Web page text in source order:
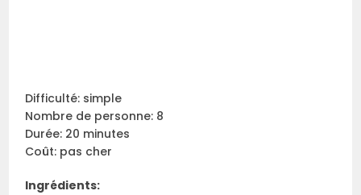
Difficulté: simple
Nombre de personne: 8
Durée: 20 minutes
Coût: pas cher
Ingrédients: